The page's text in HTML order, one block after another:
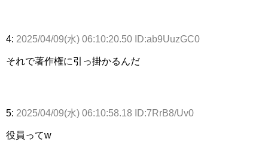
4: 2025/04/09(水) 06:10:20.50 ID:ab9UuzGC0
それで著作権に引っ掛かるんだ
5: 2025/04/09(水) 06:10:58.18 ID:7RrB8/Uv0
役員ってw